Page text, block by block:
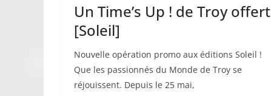
Un Time’s Up ! de Troy offert
[Soleil]
Nouvelle opération promo aux éditions Soleil !
Que les passionnés du Monde de Troy se
réjouissent. Depuis le 25 mai,